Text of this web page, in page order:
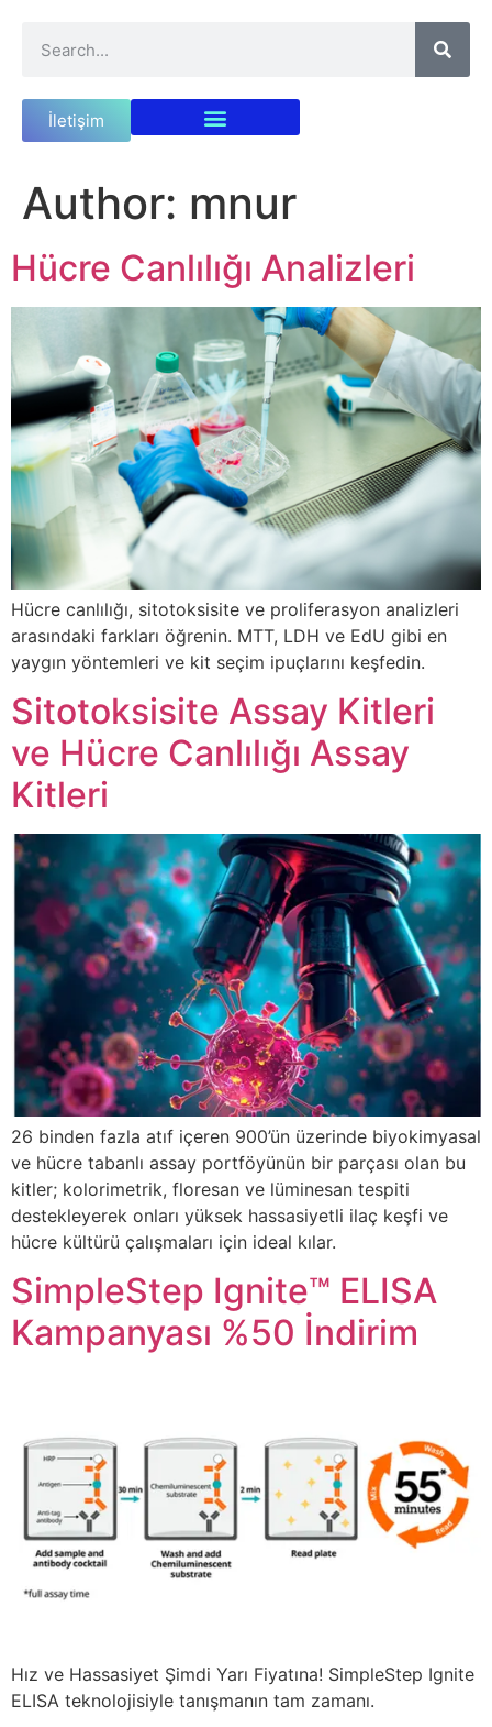
İletişim
Author: mnur
Hücre Canlılığı Analizleri
Hücre canlılığı, sitotoksisite ve proliferasyon analizleri
arasındaki farkları öğrenin. MTT, LDH ve EdU gibi en
yaygın yöntemleri ve kit seçim ipuçlarını keşfedin.
Sitotoksisite Assay Kitleri
ve Hücre Canlılığı Assay
Kitleri
26 binden fazla atıf içeren 900’ün üzerinde biyokimyasal
ve hücre tabanlı assay portföyünün bir parçası olan bu
kitler; kolorimetrik, floresan ve lüminesan tespiti
destekleyerek onları yüksek hassasiyetli ilaç keşfi ve
hücre kültürü çalışmaları için ideal kılar.
SimpleStep Ignite™ ELISA
Kampanyası %50 İndirim
Hız ve Hassasiyet Şimdi Yarı Fiyatına! SimpleStep Ignite
ELISA teknolojisiyle tanışmanın tam zamanı.